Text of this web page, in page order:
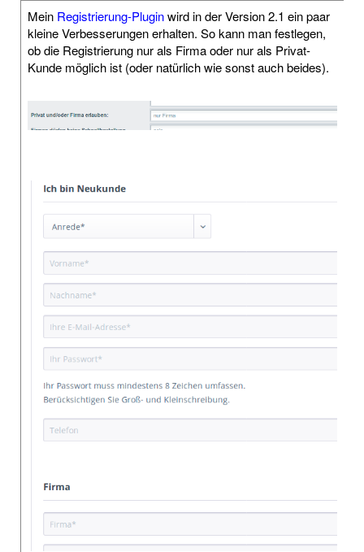
Mein Registrierung-Pluginwird in der Version 2.1 ein paar
kleine Verbesserungen erhalten. So kann man festlegen,
ob die Registrierung nur als Firma oder nur als Privat-
Kunde möglich ist (oder natürlich wie sonst auch beides).